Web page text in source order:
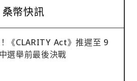
桑幣快訊
《CLARITY Act》推遲至 9
選舉前最後決戰